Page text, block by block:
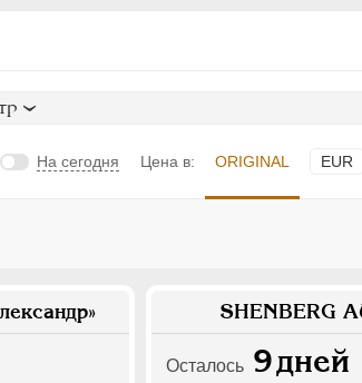
На сегодня Цена в: ORIGINAL EUR
SHENBERG
Осталось 9дней